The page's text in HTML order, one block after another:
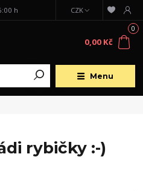
Menu
CZK
h
0
0,00 Kč
rybičky :-)